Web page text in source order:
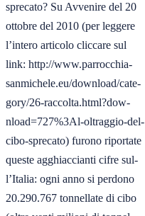
sprecato? Su Avvenire del 20
ottobre del 2010 (per leggere
l’intero articolo cliccare sul
link: http://www.parrocchia-
sanmichele.eu/download/cate-
gory/26-raccolta.html?dow-
nload=727%3Al-oltraggio-del-
cibo-sprecato) furono riportate
queste agghiaccianti cifre sul-
l’Italia: ogni anno si perdono
20.290.767 tonnellate di cibo